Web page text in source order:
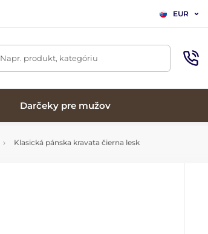
EUR
Napr. produkt, kategóriu
Darčeky pre mužov
Klasická pánska kravata čierna lesk